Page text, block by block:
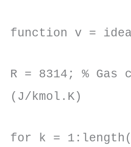
function v =
R = 8314; % Gas
(J/kmol.K)
for k =